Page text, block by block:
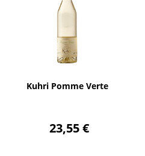
Kuhri Pomme Verte
23,55 €